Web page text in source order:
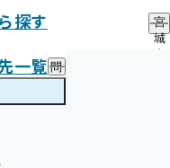
探す
一覧 問
い
宮
城
データの解
加工情報の
供について